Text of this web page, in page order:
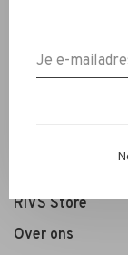
Schoenen
Sieraden
RIVS Store
Over ons